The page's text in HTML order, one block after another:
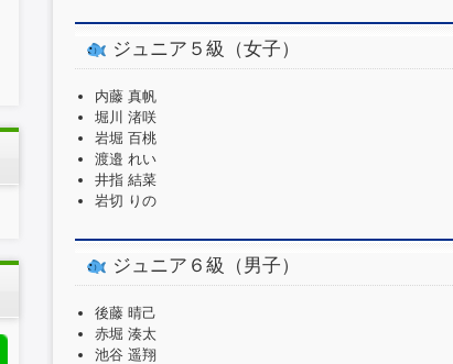
ジュニア５級（女子）
内藤 真帆
堀川 渚咲
岩堀 百桃
渡邉 れい
井指 結菜
岩切 りの
ジュニア６級（男子）
後藤 晴己
赤堀 湊太
池谷 遥翔